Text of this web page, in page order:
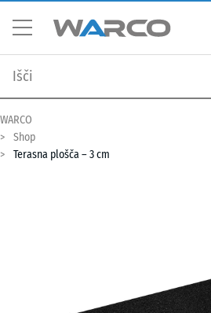
WARCO
Shop
Terasna plošča – 3 cm